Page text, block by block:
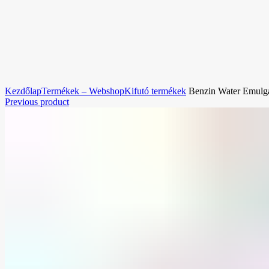
KezdőlapTermékek – WebshopKifutó termékek Benzin Water
Previous product